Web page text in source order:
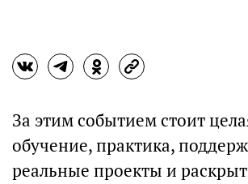
За этим событием стоит
обучение, практика,
реальные проекты и